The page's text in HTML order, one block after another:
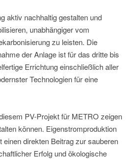
aktiv nachhaltig gestalten und
unabhängiger vom
zu leisten. Die
der Anlage ist für das dritte bis
Errichtung einschließlich aller
Technologien für eine
PV-Projekt für METRO zeigen
können. Eigenstromproduktion
direkten Beitrag zur sauberen
Erfolg und ökologische